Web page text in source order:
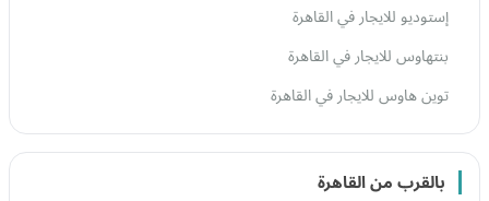
إستوديو للايجار في القاهرة
بنتهاوس للايجار في القاهرة
توين هاوس للايجار في القاهرة
بالقرب من القاهرة